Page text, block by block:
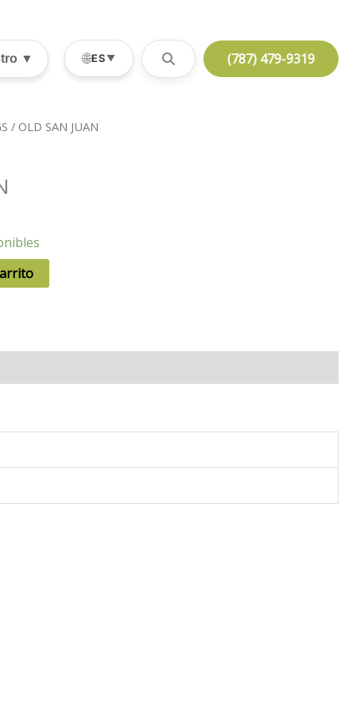
▼ 🌐ES▼ (787) 479-9319
/ OLD SAN JUAN